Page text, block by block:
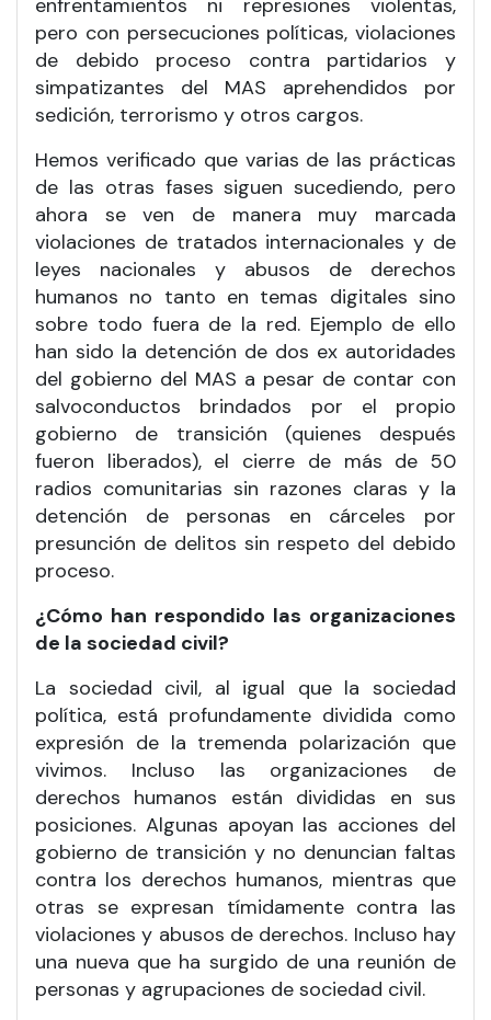
enfrentamientos ni represiones violentas,
pero con persecuciones políticas, violaciones
de debido proceso contra partidarios y
simpatizantes del MAS aprehendidos por
sedición, terrorismo y otros cargos.
Hemos verificado que varias de las prácticas
de las otras fases siguen sucediendo, pero
ahora se ven de manera muy marcada
violaciones de tratados internacionales y de
leyes nacionales y abusos de derechos
humanos no tanto en temas digitales sino
sobre todo fuera de la red. Ejemplo de ello
han sido la detención de dos ex autoridades
del gobierno del MAS a pesar de contar con
salvoconductos brindados por el propio
gobierno de transición (quienes después
fueron liberados), el cierre de más de 50
radios comunitarias sin razones claras y la
detención de personas en cárceles por
presunción de delitos sin respeto del debido
proceso.
¿Cómo han respondido las organizaciones
de la sociedad civil?
La sociedad civil, al igual que la sociedad
política, está profundamente dividida como
expresión de la tremenda polarización que
vivimos. Incluso las organizaciones de
derechos humanos están divididas en sus
posiciones. Algunas apoyan las acciones del
gobierno de transición y no denuncian faltas
contra los derechos humanos, mientras que
otras se expresan tímidamente contra las
violaciones y abusos de derechos. Incluso hay
una nueva que ha surgido de una reunión de
personas y agrupaciones de sociedad civil.